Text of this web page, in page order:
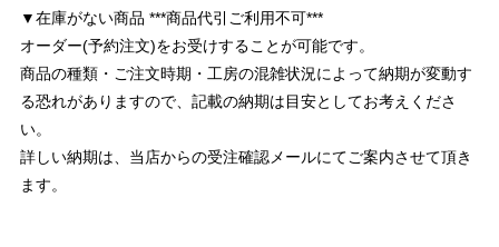
▼在庫がない商品 ***商品代引ご利用不可***
オーダー(予約注文)をお受けすることが可能です。
商品の種類・ご注文時期・工房の混雑状況によって納期が変動す
る恐れがありますので、記載の納期は目安としてお考えくださ
い。
詳しい納期は、当店からの受注確認メールにてご案内させて頂き
ます。